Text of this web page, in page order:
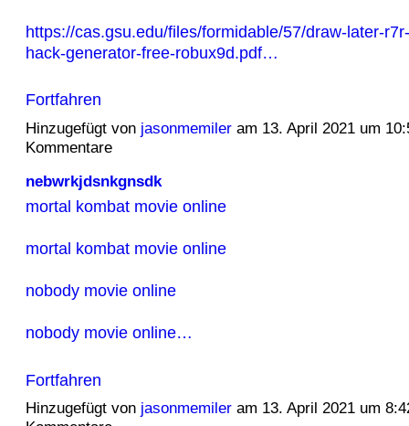
https://cas.gsu.edu/files/formidable/57/draw-later-
hack-generator-free-robux9d.pdf…
Fortfahren
Hinzugefügt von jasonmemileram 13. April 2021 um
Kommentare
nebwrkjdsnkgnsdk
mortal kombat movie online
mortal kombat movie online
nobody movie online
nobody movie online…
Fortfahren
Hinzugefügt von jasonmemileram 13. April 2021 um